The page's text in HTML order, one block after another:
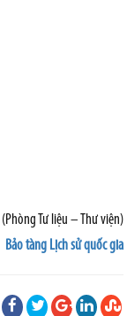
(Phòng Tư liệu – Thư viện)
Bảo tàng Lịch sử quốc gia